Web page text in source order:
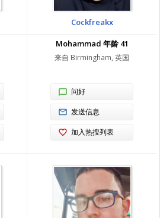
Cockfreakx
Mohammad 年龄 41
来自 Birmingham, 英国
问好
发送信息
加入热搜列表